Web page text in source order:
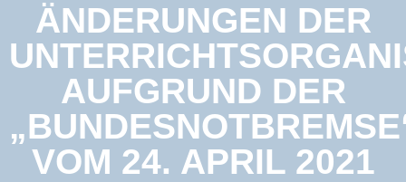
ÄNDERUNGEN DER
AUFGRUND DER
VOM 24. APRIL 2021